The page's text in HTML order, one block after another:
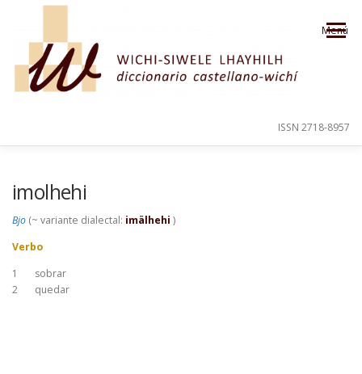
Saltar al contenido
Menú
ISSN 2718-8957
imolhehi
Bjo (~ variante dialectal: imälhehi )
Verbo
1
sobrar
2
quedar